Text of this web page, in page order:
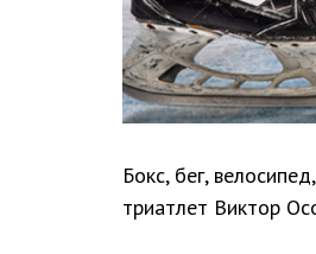
Бокс, бег,
триатлет Виктор